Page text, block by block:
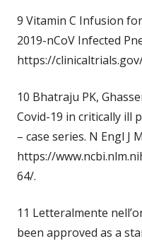
9 Vitamin C Infusion
2019-nCoV Infected
https://
10 Bhatraju PK,
Covid-19 in critically ill
– case series. N Engl J
https://
64/.
11 Letteralmente
been approved as a